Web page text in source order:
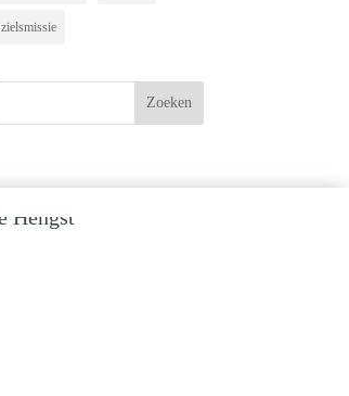
zielsmissie